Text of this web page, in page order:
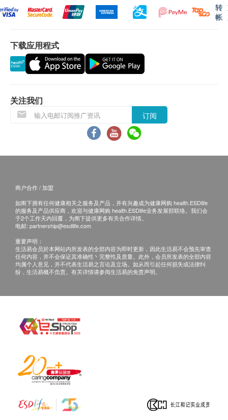
身份证明文件副本核实无误后可提供服务。
个月内(由确认付款日期起计)接受有关检查，客户
需提前1个月预约相关检查,逾期作废。
亦会在场解答问题及提供协助。如医生认为不适合注
射疫苗，将取消此计划的服务，全数费用退回。
*疫苗注射均由注册医生/医护人员负责注射程序及此
服务隻适用于佐敦检验中心 (办公时间：星期一、三
医生讲解报告
分店查询。
如果客户已完成电话或面解服务，若再要求讲解，
需另外收取解析报告费，价钱请向美邦查询。
客户若体检后3个月内不提取报告，所有报告一律
作销毁处理及不会存底，客户如需额外索取报告複
印本 (体检后3个月内)，将收取$150行政费。注
客人需自行承担邮寄报告之风险。
撰写医生转介信，将作额外收费，价钱请向美邦查
询。
报告：
进行健康检查后，一般情况下，需大概14个工作天
跟进检查报告， 工作天不包括星期六、日及公众
假期。 轮侯报告讲解时间会因应不同情况 (如个别
化验项目所需时间或客人指明特定时段) 而有所延
转
帐
下载应用程式
关注我们
订阅
商户合作 / 加盟
如阁下拥有任何健康相关之服务及产品，并有兴趣成为健康网购 health.ESDlife
的服务及产品供应商，欢迎与健康网购 health.ESDlife业务发展部联络。我们会
于2个工作天内回覆，为阁下提供更多有关合作详情。
电邮: partnership@esdlife.com
重要声明：
生活易会员於本网站内所发表的全部内容为即时更新，因此生活易不会预先审查
任何内容，并不会保证其准确性丶完整性及质量。此外，会员所发表的全部内容
均属个人意见，并不代表生活易之言论及立场。如从而引起任何损失或法律纠
纷，生活易概不负责。有关详情请参阅生活易的免责声明。